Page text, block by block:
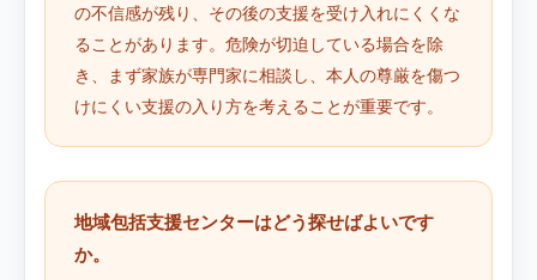
の不信感が残り、その後の支援を受け入れにくくな
ることがあります。危険が切迫している場合を除
き、まず家族が専門家に相談し、本人の尊厳を傷つ
けにくい支援の入り方を考えることが重要です。
地域包括支援センターはどう探せばよいです
か。